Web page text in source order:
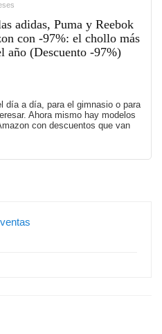
adidas, Puma y Reebok
con -97%: el chollo más
año (Descuento -97%)
día a día, para el gimnasio o para
Ahora mismo hay modelos
con descuentos que van